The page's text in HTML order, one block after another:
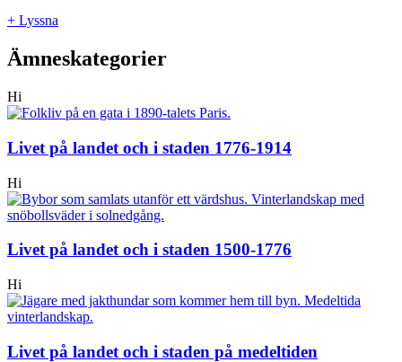
+ Lyssna
Ämneskategorier
Hi
Livet på landet och i staden 1776-1914
Hi
Livet på landet och i staden 1500-1776
Hi
Livet på landet och i staden på medeltiden